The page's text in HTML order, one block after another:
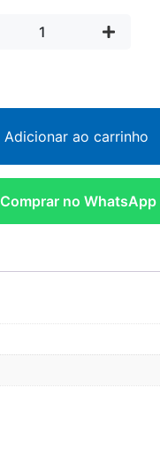
Adicionar ao carrinho
Comprar no WhatsApp